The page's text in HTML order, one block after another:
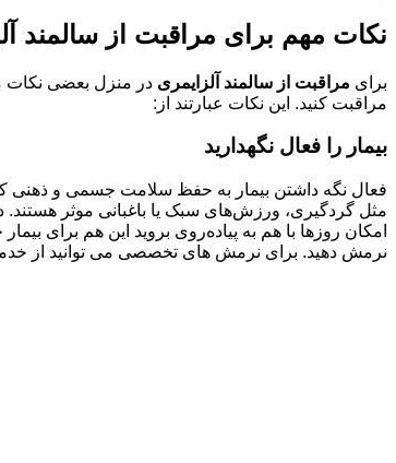
نکات مهم برای مراقبت از سالمند
برای مراقبت از سالمند آلزایمری در منزل بعضی نکات
مراقبت کنید. این نکات عبارتند از:
بیمار را فعال نگهدارید
فعال نگه داشتن بیمار به حفظ سلامت جسمی و ذهنی
مثل گردگیری، ورزش‌های سبک یا باغبانی موثر هستند.
امکان روزها با هم به پیاده‌روی بروید این هم
نرمش دهید. برای نرمش های تخصصی می توانید از